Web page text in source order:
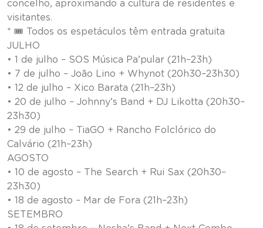
concelho, aproximando a cultura de residentes e
visitantes.
* 🎟️ Todos os espetáculos têm entrada gratuita
JULHO
• 1 de julho – SOS Música Pa’pular (21h–23h)
• 7 de julho – João Lino + Whynot (20h30–23h30)
• 12 de julho – Xico Barata (21h–23h)
• 20 de julho – Johnny’s Band + DJ Likotta (20h30–
23h30)
• 29 de julho – TiaGO + Rancho Folclórico do
Calvário (21h–23h)
AGOSTO
• 10 de agosto – The Search + Rui Sax (20h30–
23h30)
• 18 de agosto – Mar de Fora (21h–23h)
SETEMBRO